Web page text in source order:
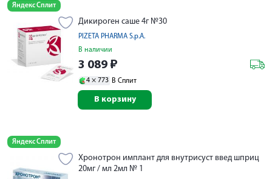
Яндекс Сплит
Дикироген саше 4г №30
PIZETA PHARMA S.p.A.
В наличии
3 089 ₽
4 × 773 В Сплит
В корзину
Яндекс Сплит
Хронотрон имплант для внутрисуст введ шприц
20мг / мл 2мл № 1